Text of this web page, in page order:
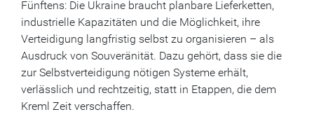
Fünftens: Die Ukraine braucht planbare Lieferketten,
industrielle Kapazitäten und die Möglichkeit, ihre
Verteidigung langfristig selbst zu organisieren – als
Ausdruck von Souveränität. Dazu gehört, dass sie die
zur Selbstverteidigung nötigen Systeme erhält,
verlässlich und rechtzeitig, statt in Etappen, die dem
Kreml Zeit verschaffen.